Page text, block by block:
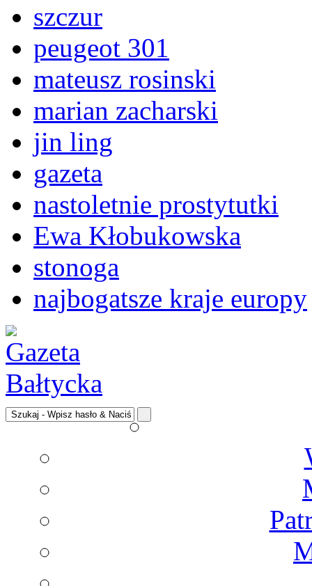
szczur
peugeot 301
mateusz rosinski
marian zacharski
jin ling
gazeta
nastoletnie prostytutki
Ewa Kłobukowska
stonoga
najbogatsze kraje europy